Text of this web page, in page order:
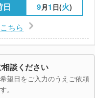
日 9月1 日(火)
ちら
談ください
望日をご入力のうえご依頼
。